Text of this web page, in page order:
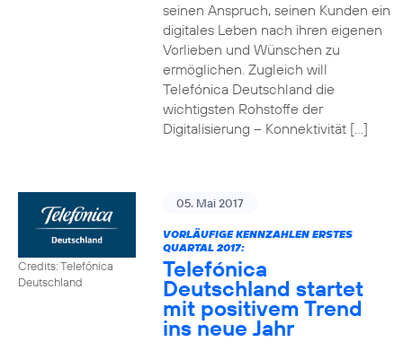
seinen Anspruch, seinen Kunden ein
digitales Leben nach ihren eigenen
Vorlieben und Wünschen zu
ermöglichen. Zugleich will
Telefónica Deutschland die
wichtigsten Rohstoffe der
Digitalisierung – Konnektivität […]
Credits: Telefónica
Deutschland
05. Mai 2017
VORLÄUFIGE KENNZAHLEN ERSTES
QUARTAL 2017:
Telefónica
Deutschland startet
mit positivem Trend
ins neue Jahr